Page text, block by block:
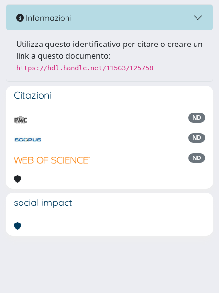
Informazioni
Utilizza questo identificativo per citare o creare un
link a questo documento:
https://hdl.handle.net/11563/125758
Citazioni
ND
ND
ND
social impact